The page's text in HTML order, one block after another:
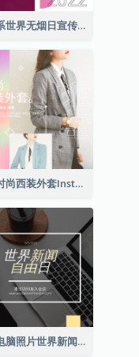
紫色系世界无烟日宣传用Instagram帖子
春季时尚西装外套Instagram帖子
黄色电脑照片世界新闻自由日Instagram帖子